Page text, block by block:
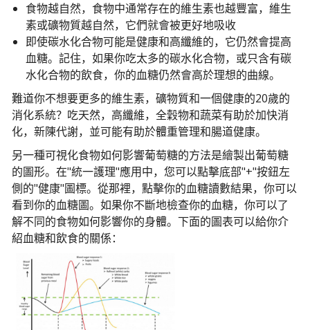
食物越自然，食物中通常存在的維生素也越豐富，維生
素或礦物質越自然，它們就會被更好地吸收
即使碳水化合物可能是健康和高纖維的，它仍然會提高
血糖。記住，如果你吃太多的碳水化合物，或只含有碳
水化合物的飲食，你的血糖仍然會高於理想的曲線。
難道你不想要更多的維生素，礦物質和一個健康的20歲的
消化系統？吃天然，高纖維，全穀物和蔬菜有助於加快消
化，新陳代謝，並可能有助於體重管理和腸道健康。
另一種可視化食物如何影響葡萄糖的方法是繪製出葡萄糖
的圖形。在"統一護理"應用中，您可以點擊底部"+"按鈕左
側的"健康"圖標。從那裡，點擊你的血糖讀數結果，你可以
看到你的血糖圖。如果你不斷地檢查你的血糖，你可以了
解不同的食物如何影響你的身體。下面的圖表可以給你介
紹血糖和飲食的關係：